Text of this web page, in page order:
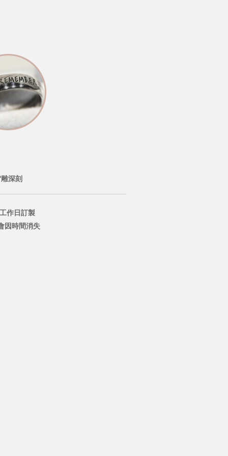
深刻
作日訂製
因時間消失